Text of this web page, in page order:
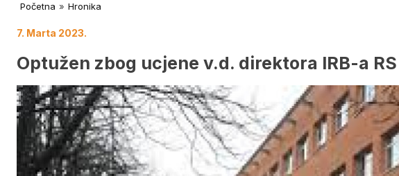
Početna » Hronika
7. Marta 2023.
Optužen zbog ucjene v.d. direktora IRB-a RS